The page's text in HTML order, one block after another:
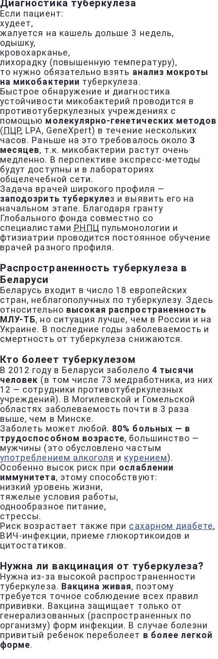
Диагностика туберкулеза
Если пациент:
худеет,
жалуется на кашель дольше 3 недель,
одышку,
кровохарканье,
лихорадку (повышенную температуру),
то нужно обязательно взять анализ мокроты
на микобактерии туберкулеза.
Быстрое обнаружение и диагностика
устойчивости микобактерий проводится в
противотуберкулезных учреждениях с
помощью молекулярно-генетических методов
( ПЦР, LPA, GeneXpert) в течение нескольких
часов. Раньше на это требовалось около 3
месяцев, т.к. микобактерии растут очень
медленно. В перспективе экспресс-методы
будут доступны и в лабораториях
общелечебной сети.
Задача врачей широкого профиля —
заподозрить туберкулез и выявить его на
начальном этапе. Благодаря гранту
Глобального фонда совместно со
специалистами РНПЦ пульмонологии и
фтизиатрии проводится постоянное обучение
врачей разного профиля.
Распространенность туберкулеза в
Беларуси
Беларусь входит в число 18 европейских
стран, неблагополучных по туберкулезу. Здесь
относительно высокая распространенность
МЛУ-ТБ, но ситуация лучше, чем в России и на
Украине. В последние годы заболеваемость и
смертность от туберкулеза снижаются.
Кто болеет туберкулезом
В 2012 году в Беларуси заболело 4 тысячи
человек (в том числе 73 медработника, из них
12 — сотрудники противотуберкулезных
учреждений). В Могилевской и Гомельской
областях заболеваемость почти в 3 раза
выше, чем в Минске.
Заболеть может любой. 80% больных — в
трудоспособном возрасте, большинство —
мужчины (это обусловлено частым
употреблением алкоголя и курением).
Особенно высок риск при ослаблении
иммунитета, этому способствуют:
низкий уровень жизни,
тяжелые условия работы,
однообразное питание,
стрессы.
Риск возрастает также при сахарном диабете,
ВИЧ-инфекции, приеме глюкортикоидов и
цитостатиков.
Нужна ли вакцинация от туберкулеза?
Нужна из-за высокой распространенности
туберкулеза. Вакцина живая, поэтому
требуется точное соблюдение всех правил
прививки. Вакцина защищает только от
генерализованных (распространенных по
организму) форм инфекции. В случае болезни
привитый ребенок переболеет в более легкой
форме.